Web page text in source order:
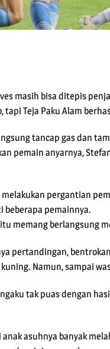
masih bisa ditepis
tapi Teja Paku Alam
tancap gas dan
pemain anyarnya,
melakukan pergantian
beberapa pemainnya.
memang berlangsung
pertandingan,
Namun, sampai
tak puas dengan
asuhnya banyak